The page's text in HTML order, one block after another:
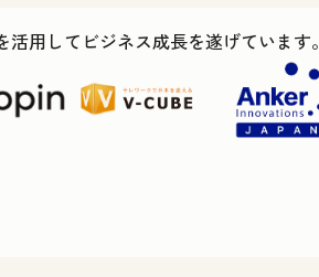
用してビジネス成長を遂げています。